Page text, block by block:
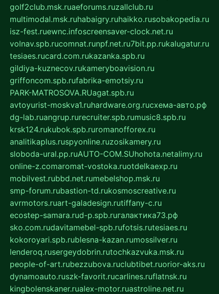
golf2club.msk.ruaeforums.ruzallclub.ru
multimodal.msk.ruhabaigry.ruhaikko.rusobakopedia.ru
isz-fest.ruewnc.infoscreensaver-clock.net.ru
volnav.spb.rucomnat.runpf.net.ru7bit.pp.rukalugatur.ru
tesiaes.rucard.com.rukazanka.spb.ru
gildiya-kuznecov.rukameryboavision.ru
griffoncom.spb.rufabrika-emotsiy.ru
PARK-MATROSOVA.RUagat.spb.ru
avtoyurist-moskva1.ruhardware.org.ruсхема-авто.рф
dg-lab.ruangrup.rurecruiter.spb.rumusic8.spb.ru
krsk124.rukubok.spb.ruromanofforex.ru
analitikaplus.ruspyonline.ruzosikamery.ru
sloboda-ural.pp.ruAUTO-COM.SUhohota.netalimy.ru
online-z.comaromat-vostoka.ruotdelkaexp.ru
mobilvest.rubbd.net.rumebelshop.msk.ru
smp-forum.rubastion-td.rukosmoscreative.ru
avrmotors.ruart-galadesign.rutiffany-c.ru
ecostep-samara.rud-p.spb.ruгалактика73.рф
sko.com.rudavitamebel-spb.rufotsis.rutesiaes.ru
kokoroyari.spb.rublesna-kazan.rumossilver.ru
lenderoq.rusergeydobrin.rutochkazvuka.msk.ru
people-of-art.rubezzubova.ruclubtibet.ruorior-aks.ru
dynamoauto.ruszk-favorit.rucarlines.ruflatnsk.ru
kingbolenskaner.rualex-motor.ruastroline.net.ru